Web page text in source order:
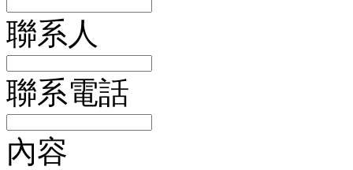
聯系人
聯系電話
內容